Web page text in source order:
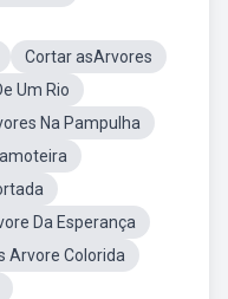
Cortar asArvores
Um Rio
Na Pampulha
Da Esperança
Arvore Colorida